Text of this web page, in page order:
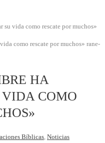
vida como rescate por muchos»
rane-
HA
COMO
Bíblicas, Noticias